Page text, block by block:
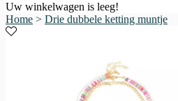
Uw winkelwagen is leeg!
Home > Drie dubbele ketting muntje